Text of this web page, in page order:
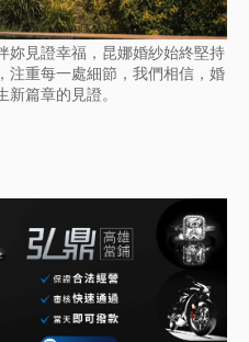
妳見證幸福，昆娜婚紗始終堅持
注重每一處細節，我們相信，婚
篇章的見證。